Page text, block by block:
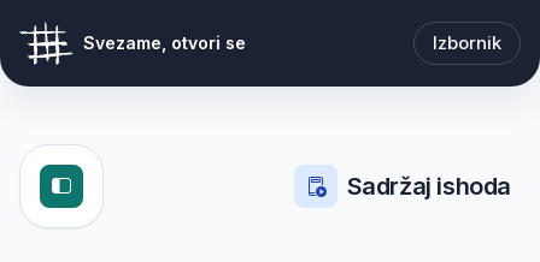
Svezame, otvori se Izbornik
Sadržaj ishoda